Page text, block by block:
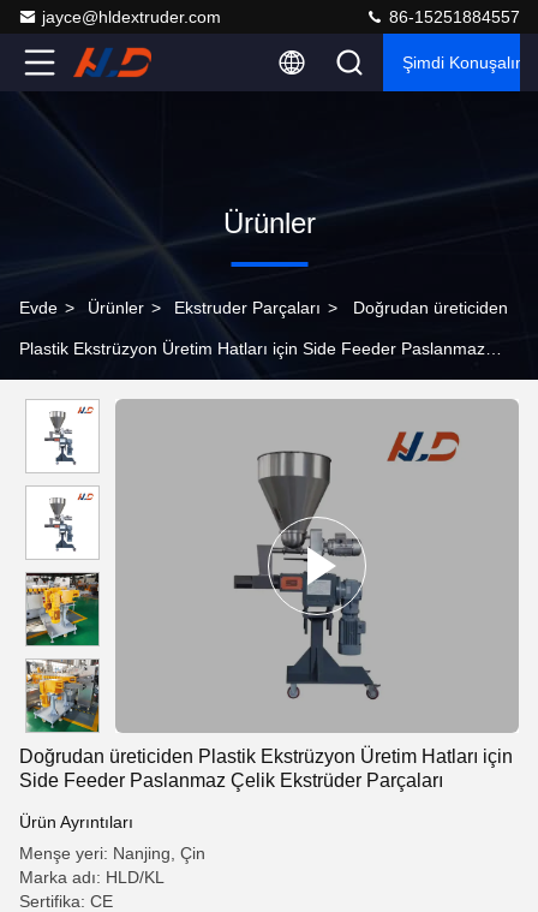
jayce@hldextruder.com 86-15251884557
Şimdi Konuşalım.
Ürünler
Evde > Ürünler > Ekstruder Parçaları > Doğrudan üreticiden
Plastik Ekstrüzyon Üretim Hatları için Side Feeder Paslanmaz
Doğrudan üreticiden Plastik Ekstrüzyon Üretim Hatları için
Side Feeder Paslanmaz Çelik Ekstrüder Parçaları
Ürün Ayrıntıları
Menşe yeri: Nanjing, Çin
Marka adı: HLD/KL
Sertifika: CE